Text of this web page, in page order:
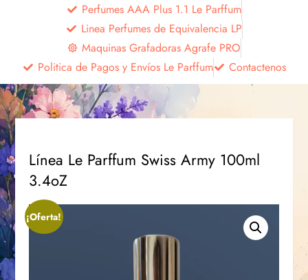
Perfumes AAA Plus 1.1 Le Parffum
Linea Perfumes de Equivalencia LP
Maquinas Grafadoras Agrafe PRO
Politica de Pagos y Envíos Le Parffum
Contactenos
Línea Le Parffum Swiss Army 100ml
3.4oZ
¡Oferta!